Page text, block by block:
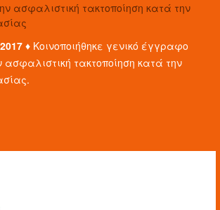
ασφαλιστική τακτοποίηση κατά την
♦ Κοινοποιήθηκε γενικό έγγραφο
ασφαλιστική τακτοποίηση κατά την